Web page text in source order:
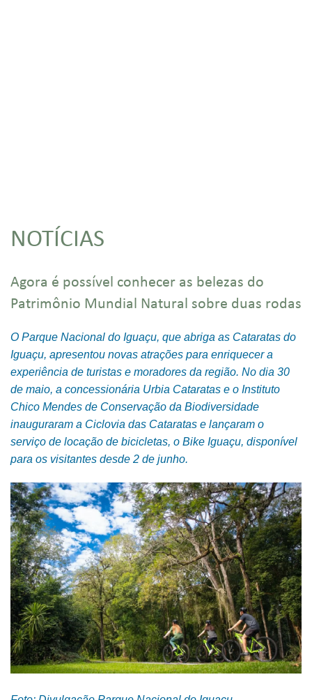
NOTÍCIAS
Agora é possível conhecer as belezas do
Patrimônio Mundial Natural sobre duas rodas
O Parque Nacional do Iguaçu, que abriga as Cataratas do
Iguaçu, apresentou novas atrações para enriquecer a
experiência de turistas e moradores da região. No dia 30
de maio, a concessionária Urbia Cataratas e o Instituto
Chico Mendes de Conservação da Biodiversidade
inauguraram a Ciclovia das Cataratas e lançaram o
serviço de locação de bicicletas, o Bike Iguaçu, disponível
para os visitantes desde 2 de junho.